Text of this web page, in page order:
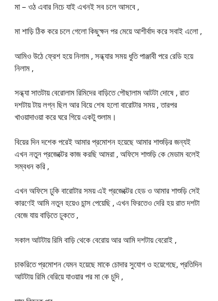
মা – ওঠ এবার নিচে যাই এখনই সব চলে আসবে ,
মা শাড়ি ঠিক করে চলে গেলো কিছুক্ষন পর মেয়ে আশীর্বাদ করে সবাই এলো ,
আমিও উঠে ফ্রেশ হয়ে নিলাম , সন্ধ্যার সময় ধুতি পাঞ্জাবী পরে রেডি হয়ে
নিলাম ,
সন্ধ্যা সাতটায় বেরোলাম রিমিদের বাড়িতে পৌছালাম আটটা দোষে , রাত
দশটায় টায় লগ্ন ছিল আর বিয়ে শেষ হলো বারোটার সময় , তারপর
খাওয়াদাওয়া করে ঘরে গিয়ে একটু শুলাম।
বিয়ের দিন দশেক পরেই আমার প্রমোশন হয়েছে আমার শাশুড়ির জন্যই
এখন নতুন প্রজেক্টের কাজ করছি আমরা , অফিসে শাশুড়ি কে মেডাম বলেই
সম্বধন করি ,
এখন অফিসে ঢুকি বারোটার সময় এই প্রজেক্টের হেড ও আমার শাশুড়ি সেই
কারণেই আমি নতুন হয়েও চান্স পেয়েছি , এখন ফিরতেও দেরি হয় রাত দশটা
বেজে যায় বাড়িতে ঢুকতে ,
সকাল আটটায় রিমি বাড়ি থেকে বেরোয় আর আমি দশটায় বেরোই ,
চাকরিতে প্রমোশন যেমন হয়েছে মাকে চোদার সুযোগ ও হয়েগেছে, প্রতিদিন
আটটায় রিমি বেরিয়ে যাওয়ার পর মা কে চুদি ,